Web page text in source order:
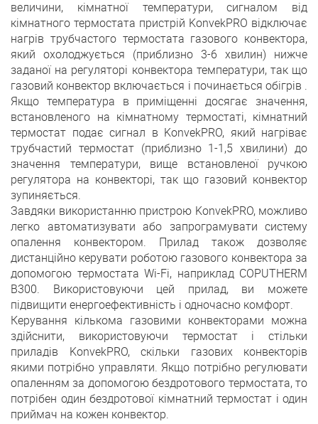
величини, кімнатної температури, сигналом від
кімнатного термостата пристрій KonvekPRO відключає
нагрів трубчастого термостата газового конвектора,
який охолоджується (приблизно 3-6 хвилин) нижче
заданої на регуляторі конвектора температури, так що
газовий конвектор включається і починається обігрів .
Якщо температура в приміщенні досягає значення,
встановленого на кімнатному термостаті, кімнатний
термостат подає сигнал в KonvekPRO, який нагріває
трубчастий термостат (приблизно 1-1,5 хвилини) до
значення температури, вище встановленої ручкою
регулятора на конвекторі, так що газовий конвектор
зупиняється.
Завдяки використанню пристрою KonvekPRO, можливо
легко автоматизувати або запрограмувати систему
опалення конвектором. Прилад також дозволяє
дистанційно керувати роботою газового конвектора за
допомогою термостата Wi-Fi, наприклад COPUTHERM
B300. Використовуючи цей прилад, ви можете
підвищити енергоефективність і одночасно комфорт.
Керування кількома газовими конвекторами можна
здійснити, використовуючи термостат і стільки
приладів KonvekPRO, скільки газових конвекторів
якими потрібно управляти. Якщо потрібно регулювати
опаленням за допомогою бездротового термостата, то
потрібен один бездротової кімнатний термостат і один
приймач на кожен конвектор.